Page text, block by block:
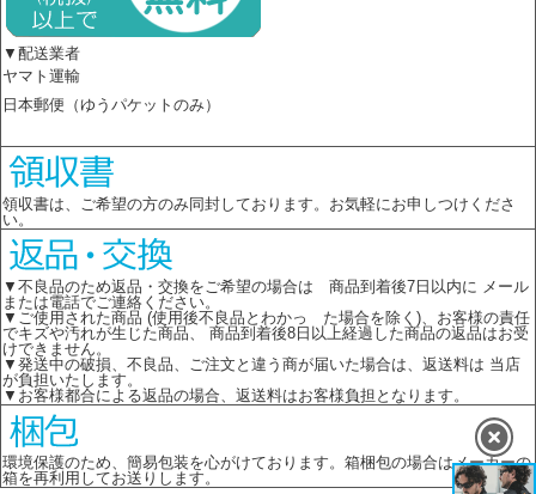
▼配送業者
ヤマト運輸
日本郵便（ゆうパケットのみ）
領収書は、ご希望の方のみ同封しております。お気軽にお申しつけくださ
い。
▼不良品のため返品・交換をご希望の場合は 商品到着後7日以内に メール
または電話でご連絡ください。
▼ご使用された商品 (使用後不良品とわかっ た場合を除く)、お客様の責任
でキズや汚れが生じた商品、 商品到着後8日以上経過した商品の返品はお受
けできません。
▼発送中の破損、不良品、ご注文と違う商が届いた場合は、返送料は 当店
が負担いたします。
▼お客様都合による返品の場合、返送料はお客様負担となります。
環境保護のため、簡易包装を心がけております。箱梱包の場合はメーカーの
箱を再利用してお送りします。